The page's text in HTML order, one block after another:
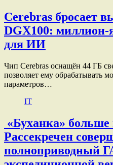
Cerebras бросает
DGX100:
для ИИ
Чип Cerebras оснащён 44 ГБ
позволяет ему обрабатывать
параметров…
IT
«Буханка»
Рассекречен
полноприводный